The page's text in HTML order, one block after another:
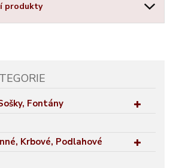
produkty
Fontány
Krbové, Podlahové